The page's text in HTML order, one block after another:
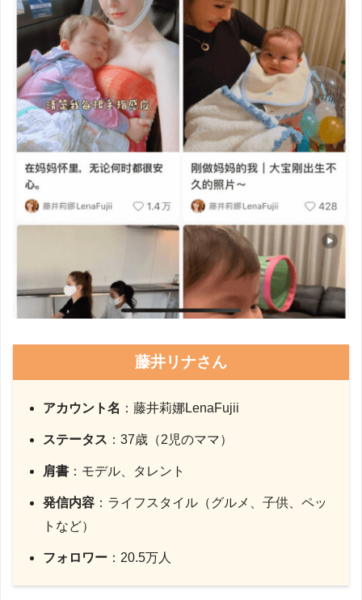
藤井リナさん
アカウント名 ：藤井莉娜LenaFujii
ステータス ：37歳（2児のママ）
肩書 ：モデル、タレント
発信内容 ：ライフスタイル（グルメ、子供、ペッ
トなど）
フォロワー ：20.5万人